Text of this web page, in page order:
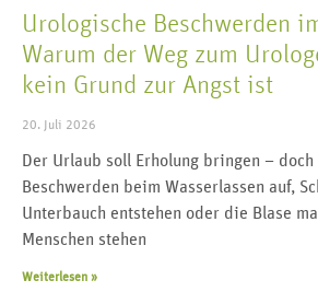
Urologische Beschwerden
Warum der Weg zum
kein Grund zur Angst ist
20. Juli 2026
Der Urlaub soll Erholung bringen –
Beschwerden beim Wasserlassen auf,
Unterbauch entstehen oder die Blase
Menschen stehen
Weiterlesen »